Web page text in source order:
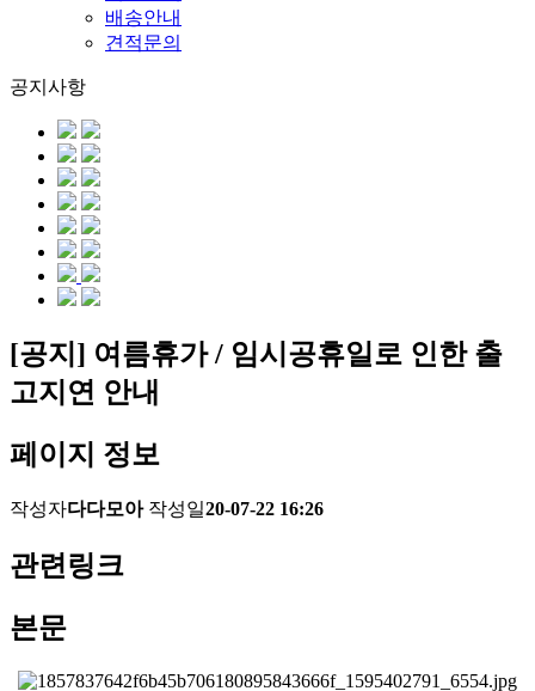
배송안내
견적문의
공지사항
[공지] 여름휴가 / 임시공휴일로 인한 출
고지연 안내
페이지 정보
작성자다다모아 작성일20-07-22 16:26
관련링크
본문